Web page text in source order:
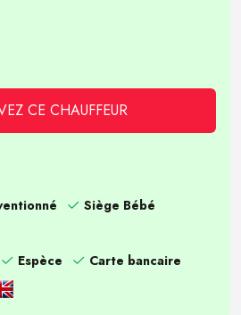
CE CHAUFFEUR
Siège Bébé
Espèce
Carte bancaire